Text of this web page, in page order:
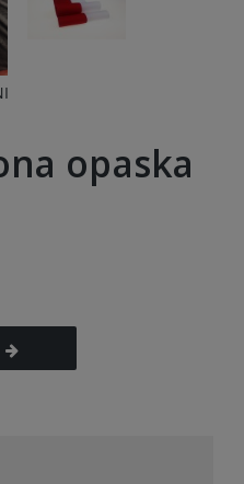
opaska